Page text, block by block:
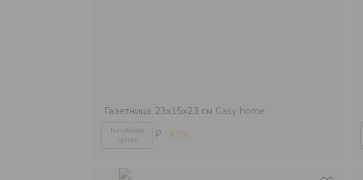
₽ -43%
Газетница 23х15х23 см Casy home